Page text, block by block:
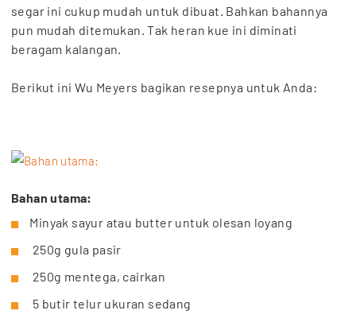
segar ini cukup mudah untuk dibuat. Bahkan bahannya
pun mudah ditemukan. Tak heran kue ini diminati
beragam kalangan.
Berikut ini Wu Meyers bagikan resepnya untuk Anda:
Bahan utama:
Minyak sayur atau butter untuk olesan loyang
250g gula pasir
250g mentega, cairkan
5 butir telur ukuran sedang